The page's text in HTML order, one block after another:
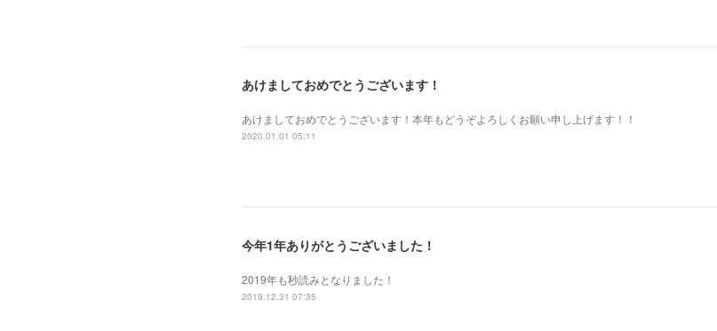
あけましておめでとうございます！
あけましておめでとうございます！本年もどうぞよろしくお願い申し上げます！！
2020.01.01 05:11
今年1年ありがとうございました！
2019年も秒読みとなりました！
2019.12.31 07:35